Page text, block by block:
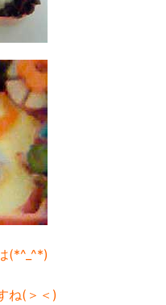
(*^_^*)
ね(＞＜)